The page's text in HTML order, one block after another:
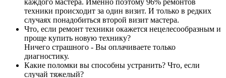
техники происходит за один визит. И только в редких
случаях понадобиться второй визит мастера.
Что, если ремонт техники окажется нецелесообразным и
проще купить новую технику?
Ничего страшного - Вы оплачиваете только
диагностику.
Какие поломки вы способны устранить? Что, если
случай тяжелый?